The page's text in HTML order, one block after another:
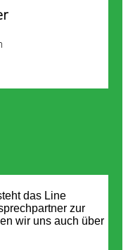
das Line
zur
wir uns auch über